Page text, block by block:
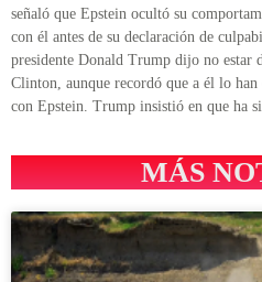
señaló que Epstein ocultó su
con él antes de su declaración de
presidente Donald Trump dijo no estar
Clinton, aunque recordó que a él lo
con Epstein. Trump insistió en que ha
MÁS